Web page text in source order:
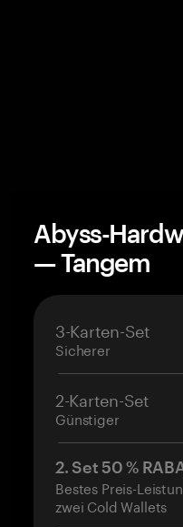
Abyss-
— Tangem
3-Karten-Set
Sicherer
2-Karten-Set
Günstiger
2. Set 50 %
Bestes Preis-
zwei Cold Wallets